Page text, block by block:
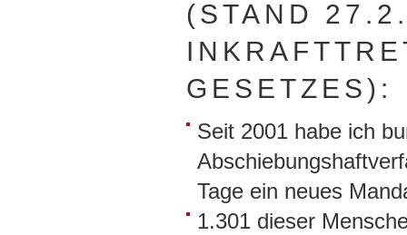
(STAND
GESETZES):
Seit 2001 habe ich
Tage ein neues
1.301 dieser